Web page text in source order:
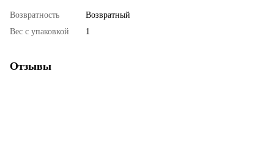
Возвратность
Возвратный
Вес с упаковкой
1
Отзывы